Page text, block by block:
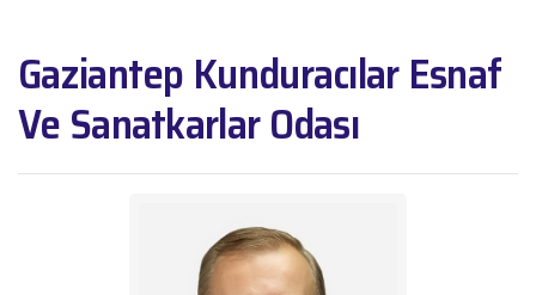
Gaziantep Kunduracılar Esnaf
Ve Sanatkarlar Odası